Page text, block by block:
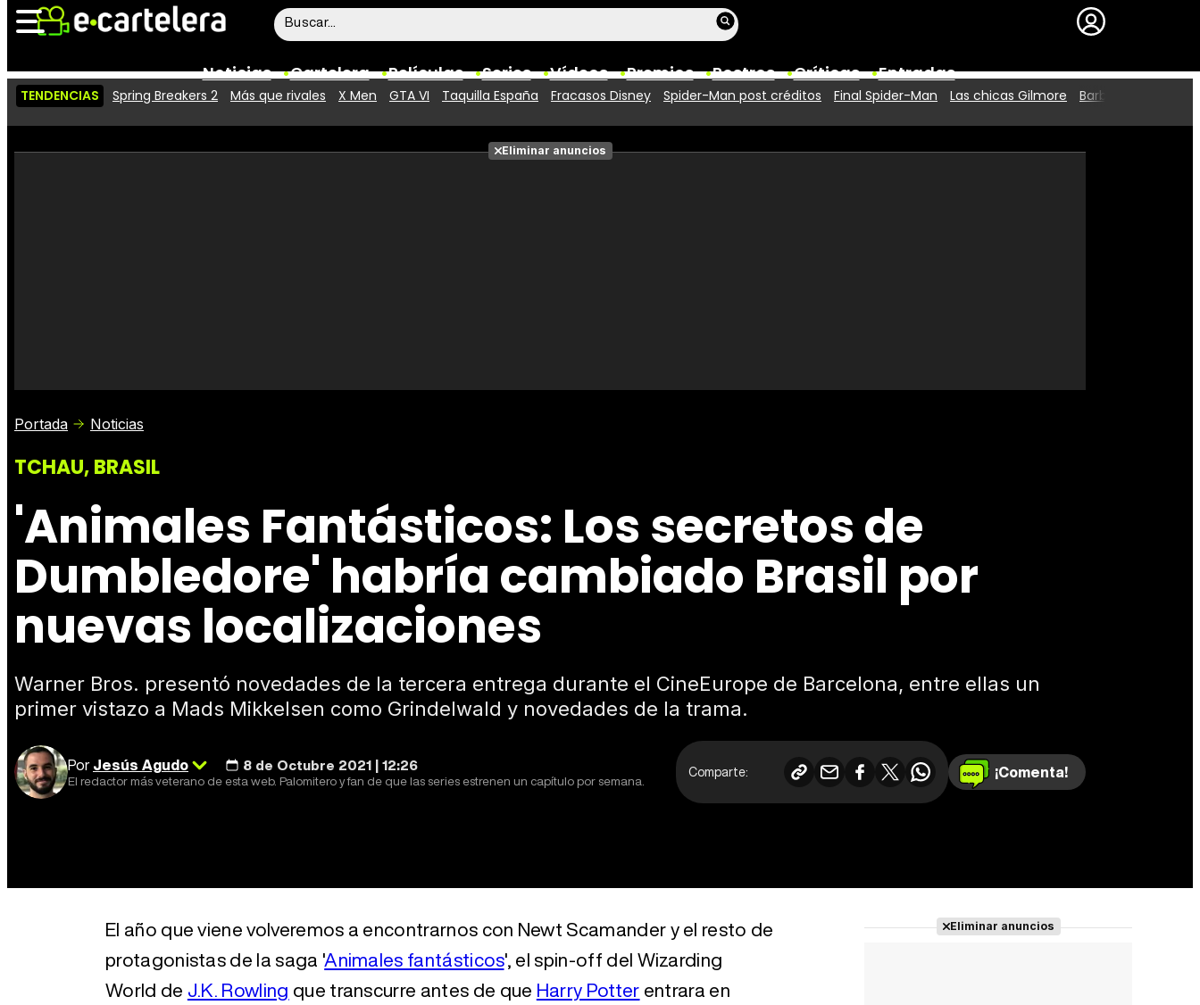
Noticias Cartelera Películas Series Vídeos Premios Rostros Críticas Entradas
Vídeos
Taquilla Fotos
Premios
TENDENCIAS Spring Breakers 2 Más que rivales X Men GTA VI Taquilla España Fracasos Disney Spider-Man post créditos Final Spider-Man Las chicas Gilmore Barbie 2
Eliminar anuncios
Portada Noticias
TCHAU, BRASIL
'Animales Fantásticos: Los secretos de
Dumbledore' habría cambiado Brasil por
nuevas localizaciones
Warner Bros. presentó novedades de la tercera entrega durante el CineEurope de Barcelona, entre ellas un
primer vistazo a Mads Mikkelsen como Grindelwald y novedades de la trama.
PorJesús Agudo 8 de Octubre 2021 | 12:26
El redactor más veterano de esta web. Palomitero y fan de que las series estrenen un capítulo por semana. Comparte: ¡Comenta!
El año que viene volveremos a encontrarnos con Newt Scamander y el resto de
protagonistas de la saga 'Animales fantásticos', el spin-off del Wizarding
World de J.K. Rowling que transcurre antes de que Harry Potterentrara en
Eliminar anuncios